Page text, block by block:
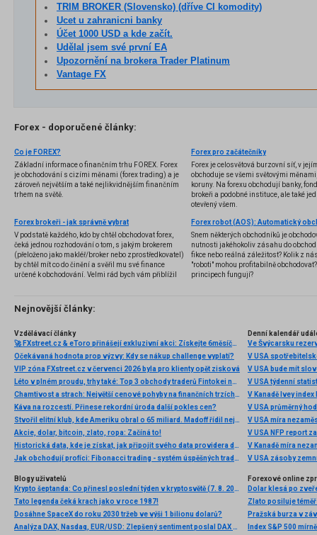
TRIM BROKER (Slovensko) (dříve CI komodity)
Ucet u zahranicni banky
Účet 1000 USD a kde začít.
Udělal jsem své první EA
Upozornění na brokera Trader Platinum
Vantage FX
Forex - doporučené články:
Co je FOREX?
Základní informace o finančním trhu FOREX. Forex
je obchodování s cizími měnami (forex trading) a je
zároveň největším a také nejlikvidnějším finančním
trhem na světě.
Forex pro začátečníky
Forex je celosvětová burzovní síť, v
obchoduje se všemi světovými
koruny. Na forexu obchodují banky,
brokeři a podobné instituce, ale také
otevřený všem.
Forex brokeři - jak správně vybrat
V podstatě každého, kdo by chtěl obchodovat forex,
čeká jednou rozhodování o tom, s jakým brokerem
(přeloženo jako makléř/broker nebo zprostředkovatel)
by chtěl mít co do činění a svěřil mu své finance
určené k obchodování. Velmi rád bych vám přiblížil
několik příkladů nejznámějších z nich.
Snem některých obchodníků je
nutnosti jakéhokoliv zásahu do
fikce nebo reálná záležitost? Kolik z
"roboti" mohou profitabilně
principech fungují?
Nejnovější články:
Vzdělávací články
🚀 FXstreet.cz & eToro přinášejí exkluzivní akci: Získejte 6měsíční členství ve VIP zóně ZDARMA
Očekávaná hodnota prop výzvy: Kdy se nákup challenge vyplatí?
VIP zóna FXstreet.cz v červenci 2026 byla pro klienty opět zisková
Léto v plném proudu, trhy také: Top 3 obchody traderů Fintokei na indexech a zlatě
Chamtivost a strach: Největší cenové pohyby na finančních trzích (červenec 2026)
Káva na rozcestí. Přinese rekordní úroda další pokles cen?
Stvořil elitní klub, kde Ameriku obral o 65 miliard. Madoff řídil největší Ponzi dějin
Akcie, dolar, bitcoin, zlato, ropa: Začíná to!
Historická data, kde je získat, jak připojit svého data providera do MultiCharts a proč je budeme potřebovat? (4. díl)
Jak obchodují profíci: Fibonacci trading - systém úspěšných traderů
Denní kalendář
Ve Švýcarsku
V USA
V USA bude mít
V USA týdenní
V Kanadě Ivey index
V USA průměrný
V USA míra
V USA NFP report
V Kanadě míra
V USA zásoby
Blogy uživatelů
Krypto šeptanda: Co přinesl poslední týden v kryptosvětě (7. 8. 2026)
Tato legenda čeká krach jako v roce 1987!
Dosáhne SpaceX do roku 2030 tržeb ve výši 1 bilionu dolarů?
Analýza DAX, Nasdaq, EUR/USD: Zlepšený sentiment poslal DAX na nová maxima
Forexové online
Dolar klesá po
Zlato posiluje téměř
Pražská burza v
Index S&P 500